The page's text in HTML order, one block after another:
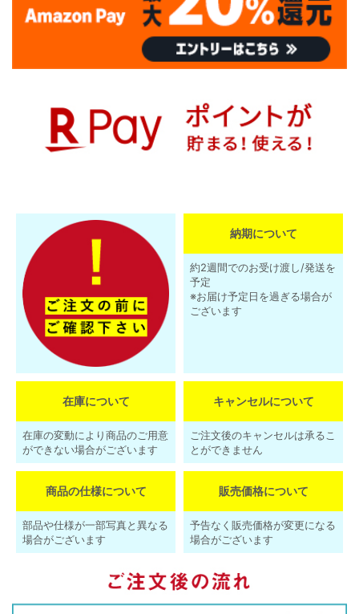
納期について
約2週間でのお受け渡し/発送を
予定
※お届け予定日を過ぎる場合が
ございます
在庫について
在庫の変動により商品のご用意
ができない場合がございます
キャンセルについて
ご注文後のキャンセルは承るこ
とができません
商品の仕様について
部品や仕様が一部写真と異なる
場合がございます
販売価格について
予告なく販売価格が変更になる
場合がございます